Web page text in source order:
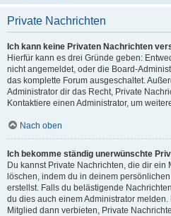
Private Nachrichten
Ich kann keine Privaten Nachrichten
Hierfür kann es drei Gründe geben:
nicht angemeldet, oder die Board-
das komplette Forum ausgeschaltet.
Administrator dir das Recht, Private
Kontaktiere einen Administrator, um
Nach oben
Ich bekomme ständig unerwünschte
Du kannst Private Nachrichten, die dir ein
löschen, indem du in deinem
erstellst. Falls du belästigende
du dies auch einem Administrator
Mitglied dann verbieten, Private